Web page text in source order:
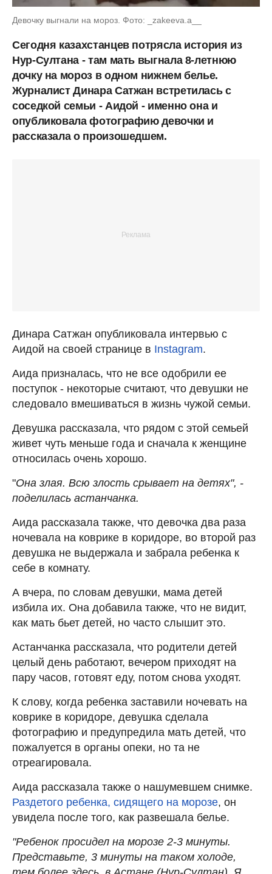
Девочку выгнали на мороз. Фото: _zakeeva.a__
Сегодня казахстанцев потрясла история из
Нур-Султана - там мать выгнала 8-летнюю
дочку на мороз в одном нижнем белье.
Журналист Динара Сатжан встретилась с
соседкой семьи - Аидой - именно она и
опубликовала фотографию девочки и
рассказала о произошедшем.
Динара Сатжан опубликовала интервью с
Аидой на своей странице в Instagram.
Аида призналась, что не все одобрили ее
поступок - некоторые считают, что девушки не
следовало вмешиваться в жизнь чужой семьи.
Девушка рассказала, что рядом с этой семьей
живет чуть меньше года и сначала к женщине
относилась очень хорошо.
"Она злая. Всю злость срывает на детях", -
поделилась астанчанка.
Аида рассказала также, что девочка два раза
ночевала на коврике в коридоре, во второй раз
девушка не выдержала и забрала ребенка к
себе в комнату.
А вчера, по словам девушки, мама детей
избила их. Она добавила также, что не видит,
как мать бьет детей, но часто слышит это.
Астанчанка рассказала, что родители детей
целый день работают, вечером приходят на
пару часов, готовят еду, потом снова уходят.
К слову, когда ребенка заставили ночевать на
коврике в коридоре, девушка сделала
фотографию и предупредила мать детей, что
пожалуется в органы опеки, но та не
отреагировала.
Аида рассказала также о нашумевшем снимке.
Раздетого ребенка, сидящего на морозе, он
увидела после того, как развешала белье.
"Ребенок просидел на морозе 2-3 минуты.
Представьте, 3 минуты на таком холоде,